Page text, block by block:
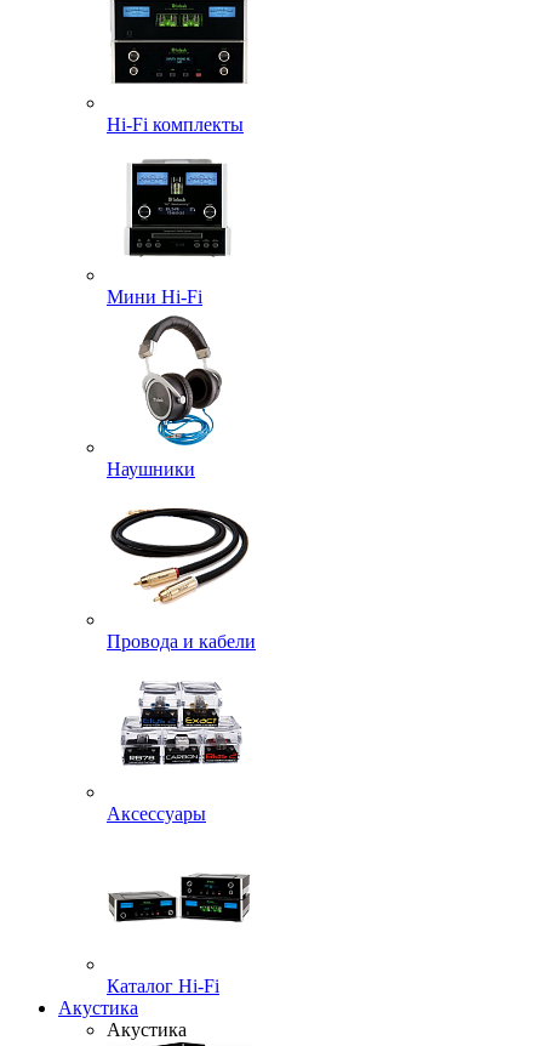
Hi-Fi комплекты
Мини Hi-Fi
Наушники
Провода и кабели
Аксессуары
Каталог Hi-Fi
Акустика
Акустика